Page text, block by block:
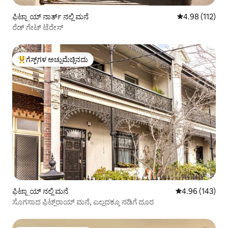
ಫಿಟ್ಜ್ರಾಯ್ ನಾರ್ತ್ ನಲ್ಲಿ ಮನೆ 5 ರಲ್ಲಿ 4.98
4.98 (112)
ರೆಡ್ ಗೇಟ್ ಟೆರೇಸ್
ಗೆಸ್ಟ್‌ಗಳಿಗೆ ಅತಿ ಹೆಚ್ಚು ಅಚ್ಚುಮೆಚ್ಚಿನದು
ಗೆಸ್ಟ್‌ಗಳ ಅಚ್ಚುಮೆಚ್ಚಿನದು
ಫಿಟ್ಜ್ರಾಯ್ ನಲ್ಲಿ ಮನೆ 5 ರಲ್ಲಿ 4.96
4.96 (143)
ಸೊಗಸಾದ ಫಿಟ್ಜ್‌ರಾಯ್ ಮನೆ, ಎಲ್ಲದಕ್ಕೂ ನಡಿಗೆ ದೂರ